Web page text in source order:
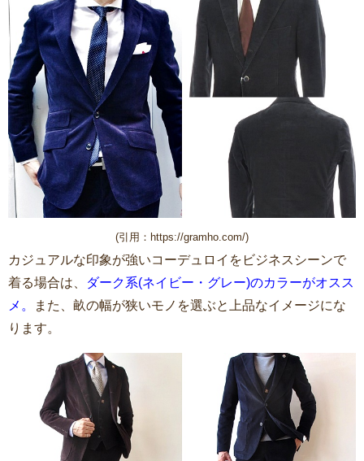
(引用：https://gramho.com/)
カジュアルな印象が強いコーデュロイをビジネスシーンで
着る場合は、
ダーク系(ネイビー・グレー)のカラーがオスス
メ。
また、畝の幅が狭いモノを選ぶと上品なイメージにな
ります。